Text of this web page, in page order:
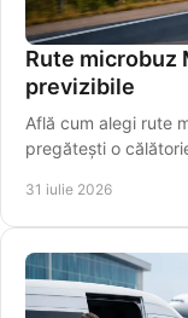
Rute microbuz
previzibile
Află cum alegi rute
pregătești o
31 iulie 2026